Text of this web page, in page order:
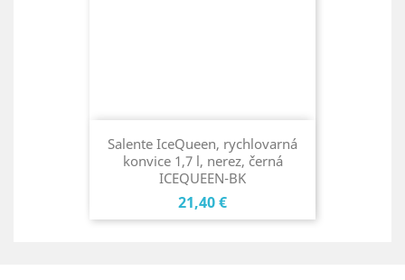
Salente IceQueen, rychlovarná
konvice 1,7 l, nerez, černá
ICEQUEEN-BK
Cena
21,40 €